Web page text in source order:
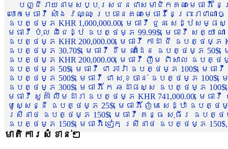
បញ្ជីរាយនាមសប្បុរសជនជាសមាជិកគណៈមេធាវី
លោកមេធាវី សាំង វណ្ណៈ ប្រធានគណៈមេធាវីនៃព្រះរា
ឧបត្ថម្ភ KHR 1,000,000.00, មេធាវី ជួន សេដ្ឋស
មេធាវី ប៉ុល ពិជេដ្ឋ ឧបត្ថម្ភ 99.99$, មេធាវី សត្យា ណ
ឧបត្ថម្ភ KHR 200,000.00, មេធាវី កាដា ជី ឧបត្ថម្ភ
ឧបត្ថម្ភ 30.70$, មេធាវី ខឹម ណាដែន ឧបត្ថម្ភ 50$,
ឧបត្ថម្ភ KHR 200,000.00, មេធាវី ញឹម ពិសាល ឧបត្ថ
ឧបត្ថម្ភ 50$, មេធាវី ជា ភារ៉ា ឧបត្ថម្ភ 100$, មេ
ឧបត្ថម្ភ 500$, មេធាវី ជា សុខចាន់ ឧបត្ថម្ភ
ឧបត្ថម្ភ 300$, មេធាវី កែ ឆដាផស្ស ឧបត្ថម្ភ
មេធាវី សួគ៌ា លឹមដារា ឧបត្ថម្ភ KHR 741,000.00, មេ
មូសេ្សន្នី ឧបត្ថម្ភ 25$, មេធាវី ញ៉ែម សេដ្ឋា ឧបត្ថ
ស្រីនាថ ឧបត្ថម្ភ 150$, មេធាវី គន្ធ សុធីរ ឧបត្ថម្ភ
ឧបត្ថម្ភ 150$, មេធាវី ជៀក ស្រីនាថ ឧបត្ថម្ភ 150$,
មាតិការសំខាន់ៗ